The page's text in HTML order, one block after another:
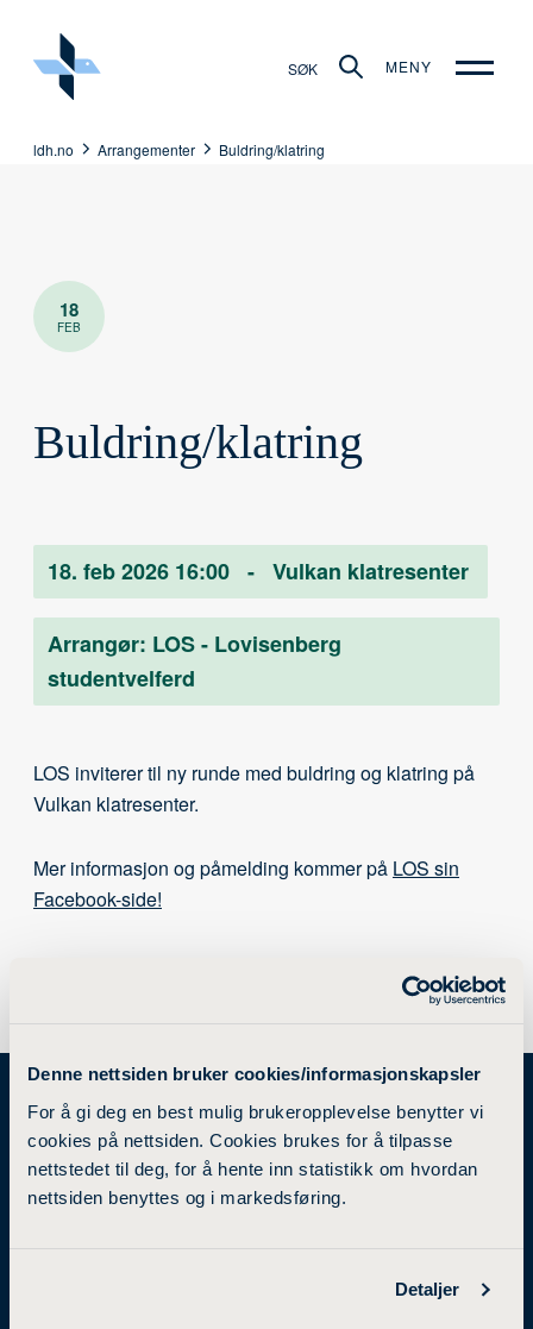
Denne nettsiden bruker cookies/informasjonskapsler
For å gi deg en best mulig brukeropplevelse benytter vi
cookies på nettsiden. Cookies brukes for å tilpasse
nettstedet til deg, for å hente inn statistikk om hvordan
nettsiden benyttes og i markedsføring.
Detaljer
SØK MENY
ldh.no Arrangementer Buldring/klatring
18
FEB
Buldring/klatring
18. feb 2026 16:00 - Vulkan klatresenter
Arrangør: LOS - Lovisenberg
studentvelferd
LOS inviterer til ny runde med buldring og klatring på
Vulkan klatresenter.
Mer informasjon og påmelding kommer på LOS sin
Facebook-side!
STUDIETILBUD FORSKNING